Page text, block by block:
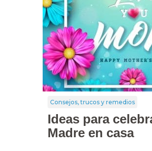
Consejos, trucos y remedios
Ideas para
Madre en casa